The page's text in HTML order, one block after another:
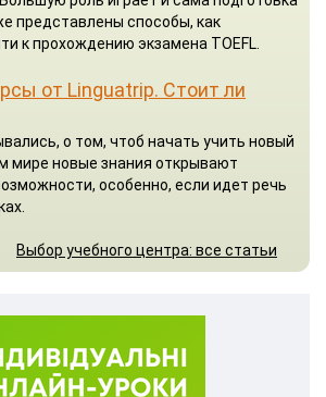
представлены способы, как
к прохождению экзамена TOEFL.
от Linguatrip. Стоит ли
о том, чтоб начать учить новый
мире новые знания открывают
особенно, если идет речь
Выбор учебного центра: все статьи